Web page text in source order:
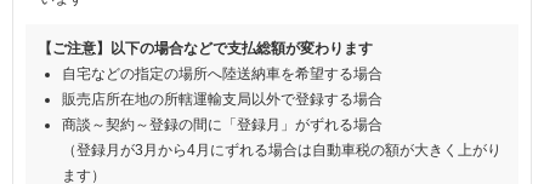
【ご注意】以下の場合などで支払総額が変わります
自宅などの指定の場所へ陸送納車を希望する場合
販売店所在地の所轄運輸支局以外で登録する場合
商談～契約～登録の間に「登録月」がずれる場合
（登録月が3月から4月にずれる場合は自動車税の額が大きく上がり
ます）